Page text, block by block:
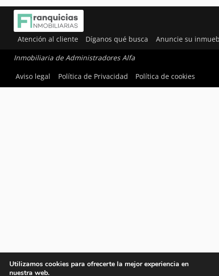
Atención al cliente Díganos qué busca Anuncie su
Inmobiliaria de Administradores Alfa
Aviso legal
Política de Privacidad Política de cookies
Utilizamos cookies para ofrecerte la mejor experiencia en
nuestra web.